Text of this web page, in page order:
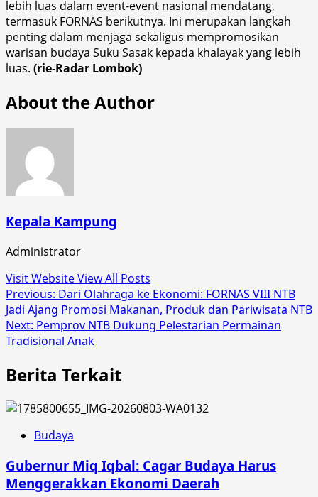
lebih luas dalam event-event nasional mendatang,
termasuk FORNAS berikutnya. Ini merupakan langkah
penting dalam menjaga sekaligus mempromosikan
warisan budaya Suku Sasak kepada khalayak yang lebih
luas. (rie-Radar Lombok)
About the Author
Kepala Kampung
Administrator
Visit WebsiteView All Posts
Post
navigation
Previous: Dari Olahraga ke Ekonomi: FORNAS VIII NTB
Jadi Ajang Promosi Makanan, Produk dan Pariwisata NTB
Next: Pemprov NTB Dukung Pelestarian Permainan
Tradisional Anak
Berita Terkait
Budaya
Gubernur Miq Iqbal: Cagar Budaya Harus
Menggerakkan Ekonomi Daerah